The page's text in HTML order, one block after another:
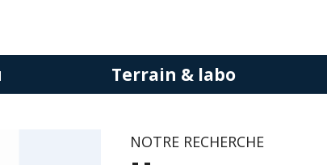
Terrain & labo
NOTRE RECHERCHE